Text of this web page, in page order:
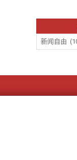
文
章